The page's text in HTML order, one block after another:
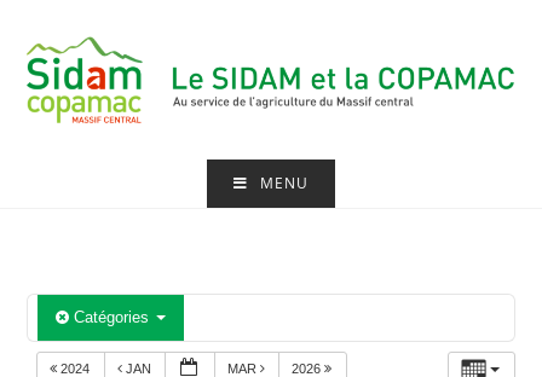
content
MENU
Catégories
2024 JAN MAR 2026